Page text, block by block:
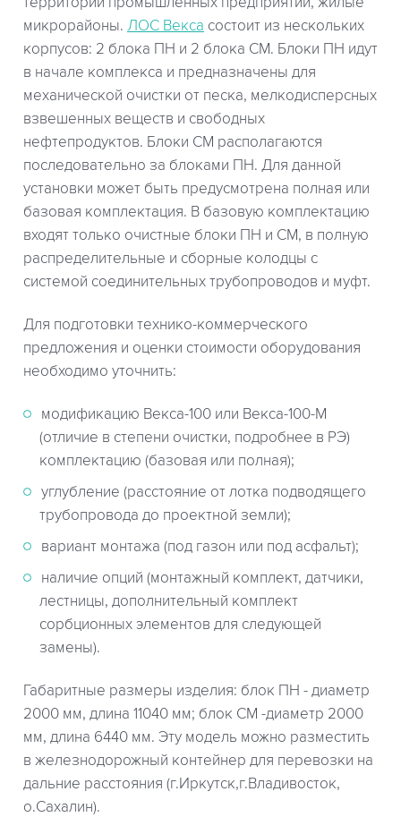
микрорайоны. ЛОС Векса состоит из нескольких
корпусов: 2 блока ПН и 2 блока СМ. Блоки ПН идут
в начале комплекса и предназначены для
механической очистки от песка, мелкодисперсных
взвешенных веществ и свободных
нефтепродуктов. Блоки СМ располагаются
последовательно за блоками ПН. Для данной
установки может быть предусмотрена полная или
базовая комплектация. В базовую комплектацию
входят только очистные блоки ПН и СМ, в полную
распределительные и сборные колодцы с
системой соединительных трубопроводов и муфт.
Для подготовки технико-коммерческого
предложения и оценки стоимости оборудования
необходимо уточнить:
модификацию Векса-100 или Векса-100-М
(отличие в степени очистки, подробнее в РЭ)
комплектацию (базовая или полная);
углубление (расстояние от лотка подводящего
трубопровода до проектной земли);
вариант монтажа (под газон или под асфальт);
наличие опций (монтажный комплект, датчики,
лестницы, дополнительный комплект
сорбционных элементов для следующей
замены).
Габаритные размеры изделия: блок ПН - диаметр
2000 мм, длина 11040 мм; блок СМ -диаметр 2000
мм, длина 6440 мм. Эту модель можно разместить
в железнодорожный контейнер для перевозки на
дальние расстояния (г.Иркутск,г.Владивосток,
о.Сахалин).